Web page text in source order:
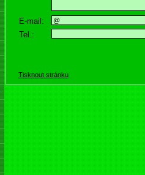
E-mail:
Tel.:
Tisknout stránku